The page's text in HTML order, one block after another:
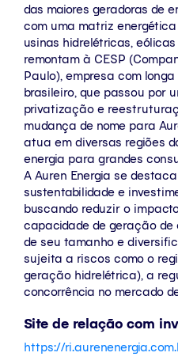
das maiores geradoras de
com uma matriz
usinas hidrelétricas,
remontam à CESP
Paulo), empresa com
brasileiro, que passou por
privatização e
mudança de nome para
atua em diversas regiões
energia para grandes
A Auren Energia se
sustentabilidade e
buscando reduzir o
capacidade de geração de
de seu tamanho e
sujeita a riscos como o
geração hidrelétrica), a
concorrência no mercado
Site de relação com
https://